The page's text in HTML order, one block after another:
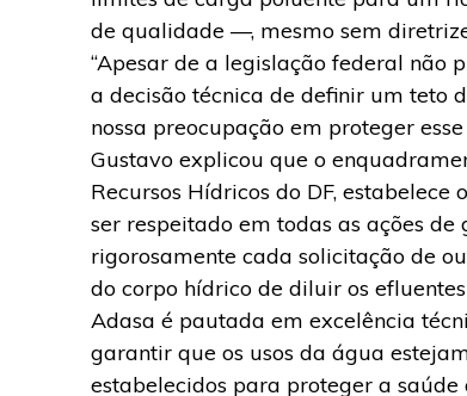
de qualidade —, mesmo sem
“Apesar de a legislação federal não
a decisão técnica de definir um teto
nossa preocupação em proteger
Gustavo explicou que o
Recursos Hídricos do DF,
ser respeitado em todas as ações
rigorosamente cada solicitação de
do corpo hídrico de diluir os
Adasa é pautada em excelência
garantir que os usos da água
estabelecidos para proteger a